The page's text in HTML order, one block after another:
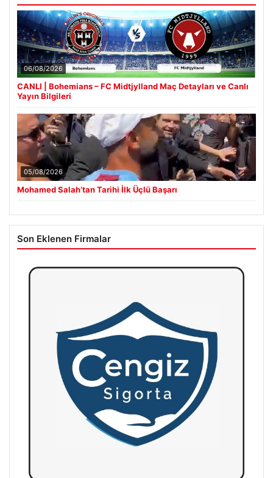
06/08/2026
CANLI | Bohemians – FC Midtjylland Maç Detayları ve Canlı
Yayın Bilgileri
05/08/2026
Mohamed Salah’tan Tarihi İlk Üçlü Başarı
Son Eklenen Firmalar